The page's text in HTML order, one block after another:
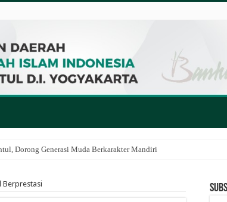
Dorong Generasi Muda Berkarakter Mandiri
Berprestasi